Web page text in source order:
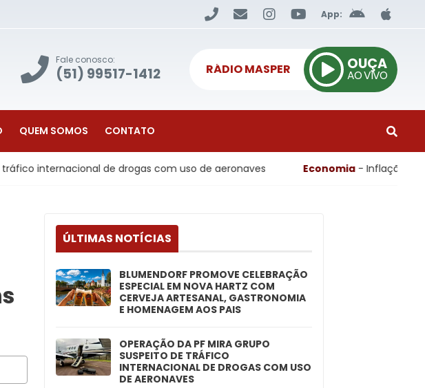
App:
Fale conosco:
(51) 99517-1412 RÁDIO MASPER OUÇA
AO VIVO
QUEM SOMOS CONTATO
de drogas com uso de aeronaves Economia- Inflação ao consumidor
ÚLTIMAS NOTÍCIAS
BLUMENDORF PROMOVE CELEBRAÇÃO
ESPECIAL EM NOVA HARTZ COM
CERVEJA ARTESANAL, GASTRONOMIA
E HOMENAGEM AOS PAIS
OPERAÇÃO DA PF MIRA GRUPO
SUSPEITO DE TRÁFICO
INTERNACIONAL DE DROGAS COM USO
DE AERONAVES